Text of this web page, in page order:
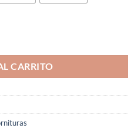
CARRITO